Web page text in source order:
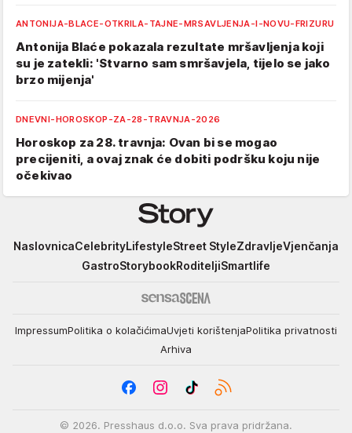
ANTONIJA-BLACE-OTKRILA-TAJNE-MRSAVLJENJA-I-NOVU-FRIZURU
Antonija Blaće pokazala rezultate mršavljenja koji
su je zatekli: 'Stvarno sam smršavjela, tijelo se jako
brzo mijenja'
DNEVNI-HOROSKOP-ZA-28-TRAVNJA-2026
Horoskop za 28. travnja: Ovan bi se mogao
precijeniti, a ovaj znak će dobiti podršku koju nije
očekivao
Story
NaslovnicaCelebrityLifestyleStreet StyleZdravljeVjenčanja
GastroStorybookRoditeljiSmartlife
ImpressumPolitika o kolačićimaUvjeti korištenjaPolitika privatnosti
Arhiva
© 2026. Presshaus d.o.o. Sva prava pridržana.